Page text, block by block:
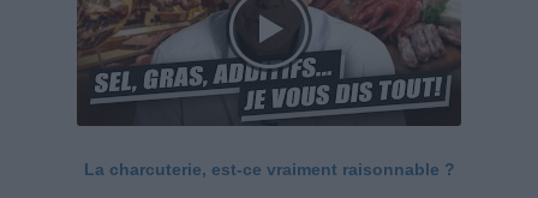
La charcuterie, est-ce vraiment raisonnable ?